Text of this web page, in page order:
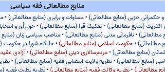
منابع مطالعاتی فقه سیاسی
حکمرانی حزبی (منابع مطالعاتی)•مساوات و برابری (منابع مطالعاتی)•
اکثریت (منابع مطالعاتی)•تفکیک قوا (منابع مطالعاتی)•حق رأی و
مطالعاتی)•نافرمانی مدنی (منابع مطالعاتی)•مناصب سیاسی زنان (منابع
مطالعاتی)•حکومت اسلامی (منابع مطالعاتی)•جایگاه شورا در حکومت
(منابع مطالعاتی)•مردم‌سالاری دینی (منابع مطالعاتی)•آزادی
(منابع مطالعاتی)•نظریه ولایت انتصابی فقیه (منابع مطالعاتی)•